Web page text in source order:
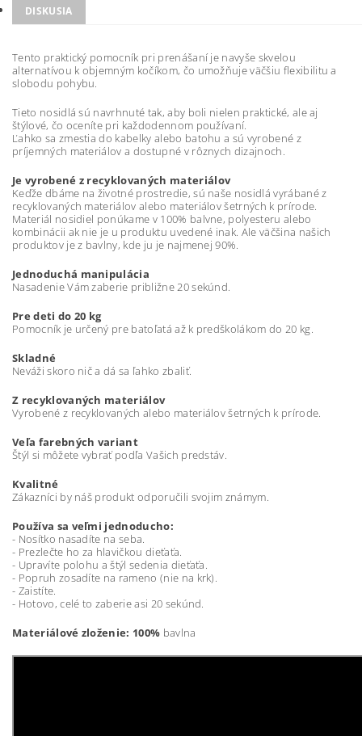
DISKUSIA
Tento praktický pomocník pri prenášaní je navyše skvelou
alternatívou k objemným kočíkom, čo umožňuje väčšiu flexibilitu a
slobodu pohybu.
Tieto nosidlá sú navrhnuté tak, aby boli nielen praktické, ale aj
štýlové, čo oceníte pri každodennom používaní.
Ľahko sa zmestia do kabelky alebo batohu a sú vyrobené z
príjemných materiálov a dostupné v rôznych dizajnoch.
Je vyrobené z recyklovaných materiálov
Keďže dbáme na životné prostredie, sú naše nosidlá vyrábané z
recyklovaných materiálov alebo materiálov šetrných k prírode.
Materiál nosidiel ponúkame v 100% balvne, polyesteru alebo
kombinácii ak nie je u produktu uvedené inak. Ale väčšina našich
produktov je z bavlny, kde ju je najmenej 90%.
Jednoduchá manipulácia
Nasadenie Vám zaberie približne 20 sekúnd.
Pre deti do 20 kg
Pomocník je určený pre batoľatá až k predškolákom do 20 kg.
Skladné
Neváži skoro nič a dá sa ľahko zbaliť.
Z recyklovaných materiálov
Vyrobené z recyklovaných alebo materiálov šetrných k prírode.
Veľa farebných variant
Štýl si môžete vybrať podľa Vašich predstáv.
Kvalitné
Zákazníci by náš produkt odporučili svojim známym.
Používa sa veľmi jednoducho:
- Nosítko nasadíte na seba.
- Prezlečte ho za hlavičkou dieťaťa.
- Upravíte polohu a štýl sedenia dieťaťa.
- Popruh zosadíte na rameno (nie na krk).
- Zaistíte.
- Hotovo, celé to zaberie asi 20 sekúnd.
Materiálové zloženie: 100% bavlna